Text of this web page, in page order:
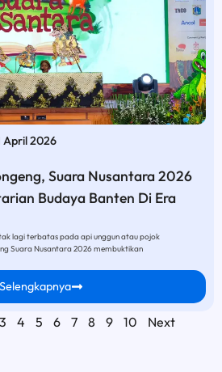
April 2026
Suara Nusantara 2026
Budaya Banten Di Era
lagi terbatas pada api unggun atau pojok
Suara Nusantara 2026 membuktikan
Selengkapnya
3 4 5 6 7 8 9 10 Next